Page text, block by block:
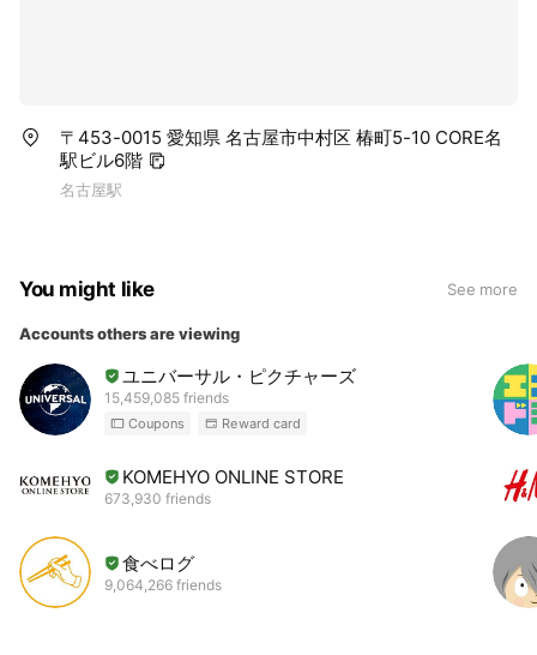
〒453-0015 愛知県 名古屋市中村区 椿町5-10 CORE名
駅ビル6階
名古屋駅
You might like See more
Accounts others are viewing
ユニバーサル・ピクチャーズ
15,459,085 friends
Coupons Reward card
KOMEHYO ONLINE STORE
673,930 friends
食べログ
9,064,266 friends